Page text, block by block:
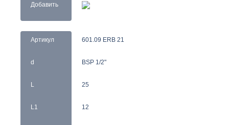
Добавить
Артикул
d
L
L1
601.09 ERB 21
BSP 1/2"
25
12